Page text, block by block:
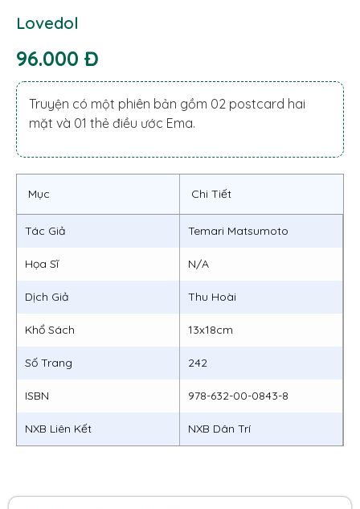
Lovedol
96.000 Đ
Truyện có một phiên bản gồm 02 postcard hai
mặt và 01 thẻ điều ước Ema.
Mục Chi Tiết
Tác Giả Temari Matsumoto
Họa Sĩ N/A
Dịch Giả Thu Hoài
Khổ Sách 13x18cm
Số Trang 242
ISBN 978-632-00-0843-8
NXB Liên Kết NXB Dân Trí